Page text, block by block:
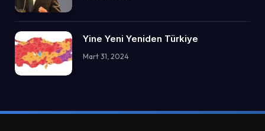
Yine Yeni Yeniden Türkiye
Mart 31, 2024